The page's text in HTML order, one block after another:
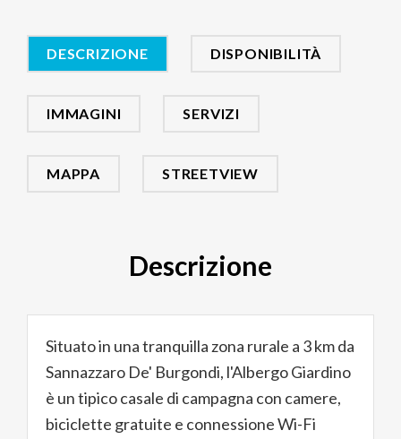
DESCRIZIONE DISPONIBILITÀ
IMMAGINI SERVIZI
MAPPA STREETVIEW
Descrizione
Situato in una tranquilla zona rurale a 3 km da
Sannazzaro De' Burgondi, l'Albergo Giardino
è un tipico casale di campagna con camere,
biciclette gratuite e connessione Wi-Fi